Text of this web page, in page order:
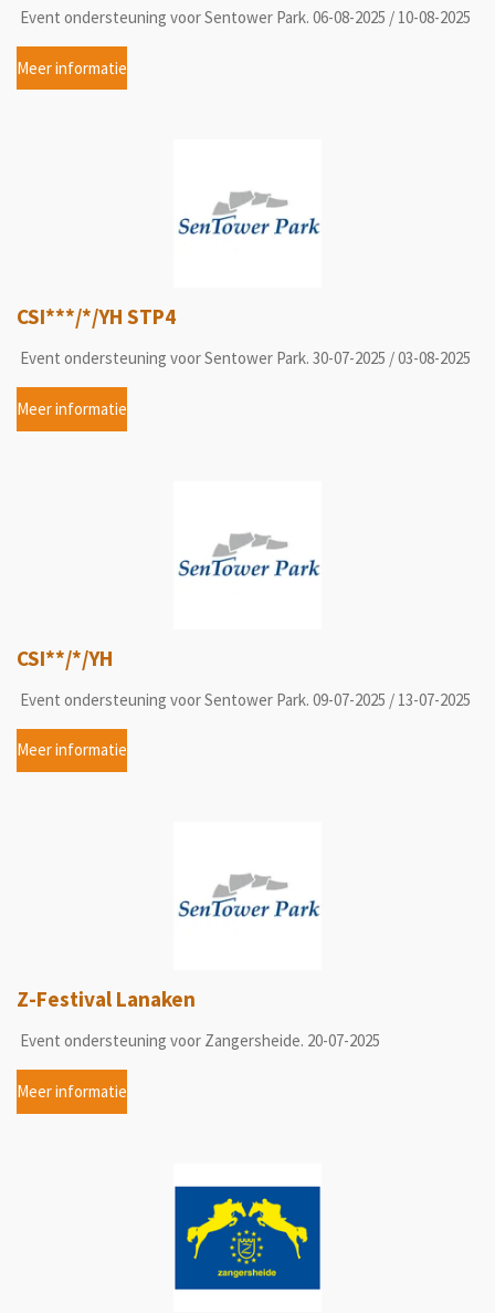
Event ondersteuning voor Sentower Park. 06-08-2025 / 10-08-2025
Meer informatie
CSI***/*/YH STP4
Event ondersteuning voor Sentower Park. 30-07-2025 / 03-08-2025
Meer informatie
CSI**/*/YH
Event ondersteuning voor Sentower Park. 09-07-2025 / 13-07-2025
Meer informatie
Z-Festival Lanaken
Event ondersteuning voor Zangersheide. 20-07-2025
Meer informatie